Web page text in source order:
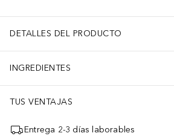
DETALLES DEL PRODUCTO
INGREDIENTES
TUS VENTAJAS
Entrega 2-3 días laborables